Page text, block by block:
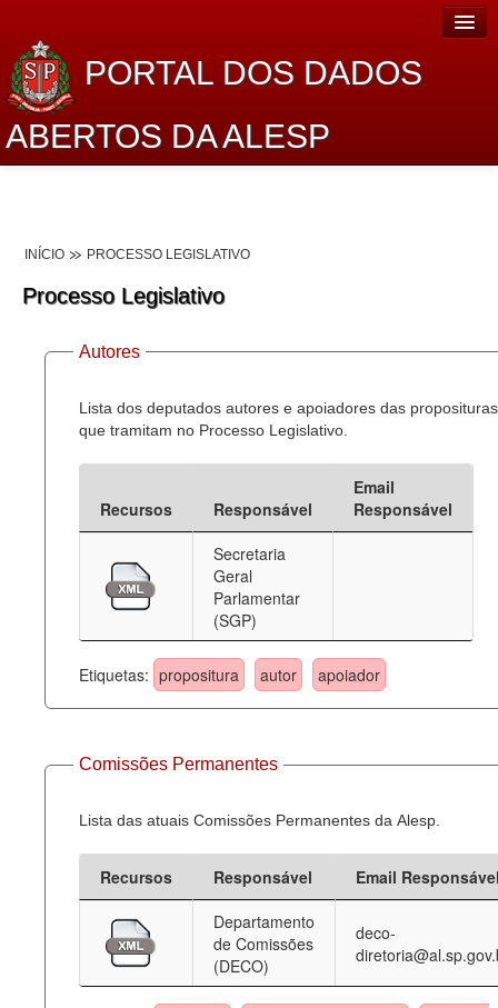
PORTAL DOS DADOS
ABERTOS DA ALESP
Lei de Acesso à Informação
Dados Governamentais Abertos
Planejamento
Catálogo de dados
Deputados Estaduais
Administração
Agenda
Perguntas frequentes
Contato
INÍCIO PROCESSO LEGISLATIVO
Processo Legislativo
Autores
Lista dos deputados autores e apoiadores das proposituras
que tramitam no Processo Legislativo.
Recursos Responsável
Email
Responsável
Secretaria
Geral
Parlamentar
(SGP)
Etiquetas: propositura autor apoiador
Comissões Permanentes
Lista das atuais Comissões Permanentes da Alesp.
Recursos Responsável
Email
Departamento
de Comissões
(DECO)
deco-